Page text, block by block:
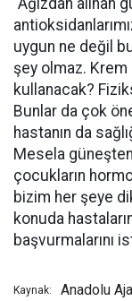
"Ağızdan
uygun ne değil
şey olmaz.
kullanacak?
Bunlar da çok
hastanın da
Mesela
çocukların
bizim her şeye
konuda
başvurmalarını
Kaynak: Anadolu